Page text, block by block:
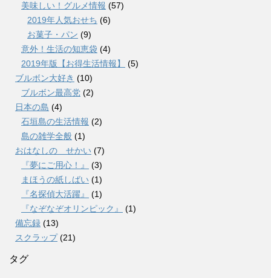
美味しい！グルメ情報 (57)
2019年人気おせち (6)
お菓子・パン (9)
意外！生活の知恵袋 (4)
2019年版【お得生活情報】
(5)
ブルボン大好き (10)
ブルボン最高党 (2)
日本の島 (4)
石垣島の生活情報 (2)
島の雑学全般 (1)
おはなしの せかい (7)
『夢にご用心！』
(3)
まほうの紙しばい (1)
『名探偵大活躍』
(1)
『なぞなぞオリンピック』
(1)
備忘録 (13)
スクラップ(21)
タグ